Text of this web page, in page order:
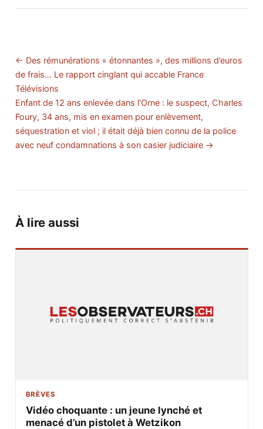
← Des rémunérations « étonnantes », des millions d’euros
de frais… Le rapport cinglant qui accable France
Télévisions
Enfant de 12 ans enlevée dans l’Orne : le suspect, Charles
Foury, 34 ans, mis en examen pour enlèvement,
séquestration et viol ; il était déjà bien connu de la police
avec neuf condamnations à son casier judiciaire →
À lire aussi
BRÈVES
Vidéo choquante : un jeune lynché et
menacé d’un pistolet à Wetzikon